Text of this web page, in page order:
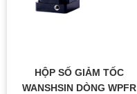
HỘP SỐ GIẢM TỐC
WANSHSIN DÒNG WPFR